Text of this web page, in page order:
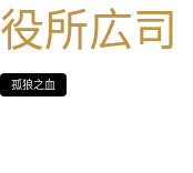
役所広司
孤狼之血